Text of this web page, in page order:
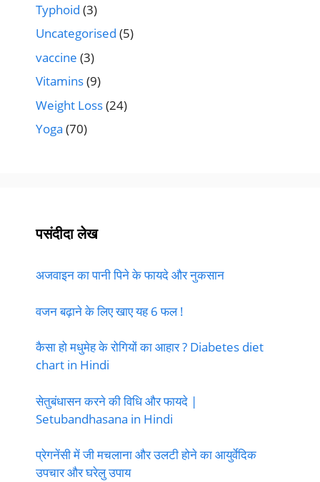
Typhoid (3)
Uncategorised (5)
vaccine (3)
Vitamins(9)
Weight Loss(24)
Yoga (70)
पसंदीदा लेख
अजवाइन का पानी पिने के फायदे और नुकसान
वजन बढ़ाने के लिए खाए यह 6 फल !
कैसा हो मधुमेह के रोगियों का आहार ? Diabetes diet
chart in Hindi
सेतुबंधासन करने की विधि और फायदे |
Setubandhasana in Hindi
प्रेगनेंसी में जी मचलाना और उलटी होने का आयुर्वेदिक
उपचार और घरेलु उपाय